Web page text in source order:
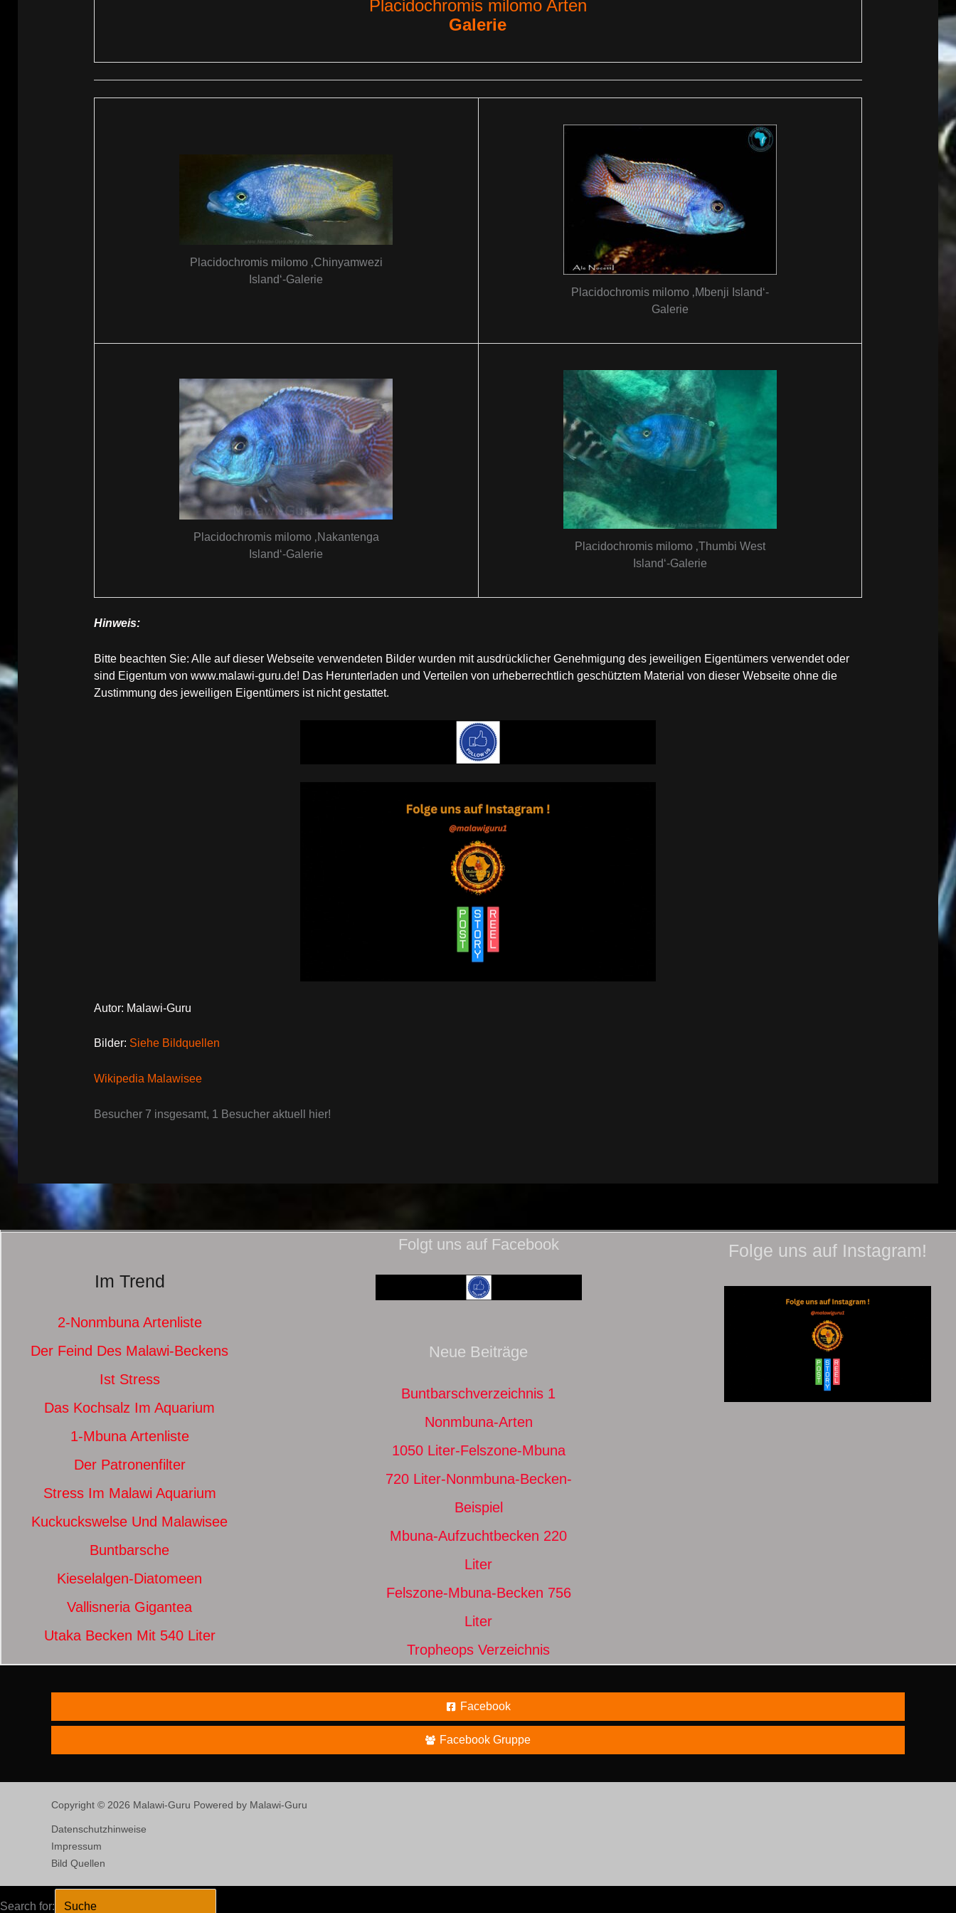
Placidochromis milomo Arten
Galerie
Placidochromis milomo ‚Chinyamwezi
Island‘-Galerie
Placidochromis milomo ‚Mbenji Island‘-
Galerie
Placidochromis milomo ‚Nakantenga
Island‘-Galerie
Placidochromis milomo ‚Thumbi West
Island‘-Galerie
Hinweis:
Bitte beachten Sie: Alle auf dieser Webseite verwendeten Bilder wurden mit ausdrücklicher Genehmigung des jeweiligen Eigentümers verwendet oder
sind Eigentum von www.malawi-guru.de! Das Herunterladen und Verteilen von urheberrechtlich geschütztem Material von dieser Webseite ohne die
Zustimmung des jeweiligen Eigentümers ist nicht gestattet.
Autor: Malawi-Guru
Bilder: Siehe Bildquellen
Wikipedia Malawisee
Besucher 7 insgesamt, 1 Besucher aktuell hier!
Im Trend
2-Nonmbuna Artenliste
Der Feind Des Malawi-Beckens
Ist Stress
Das Kochsalz Im Aquarium
1-Mbuna Artenliste
Der Patronenfilter
Stress Im Malawi Aquarium
Kuckuckswelse Und Malawisee
Buntbarsche
Kieselalgen-Diatomeen
Vallisneria Gigantea
Utaka Becken Mit 540 Liter
Folgt uns auf Facebook
Neue Beiträge
Buntbarschverzeichnis 1
Nonmbuna-Arten
1050 Liter-Felszone-Mbuna
720 Liter-Nonmbuna-Becken-
Beispiel
Mbuna-Aufzuchtbecken 220
Liter
Felszone-Mbuna-Becken 756
Liter
Tropheops Verzeichnis
Folge uns auf Instagram!
Facebook
Facebook Gruppe
Copyright © 2026 Malawi-Guru Powered by Malawi-Guru
Datenschutzhinweise
Impressum
Bild Quellen
Search for: